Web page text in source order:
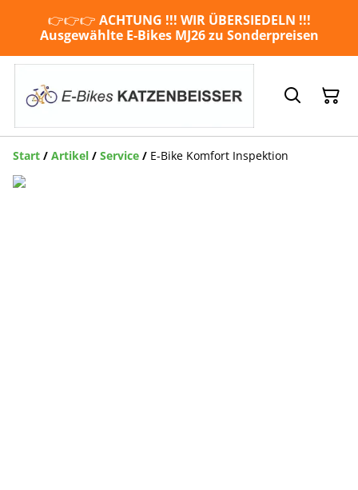
👉👉👉 ACHTUNG !!! WIR ÜBERSIEDELN !!!
Ausgewählte E-Bikes MJ26 zu Sonderpreisen
Start / Artikel / Service / E-Bike Komfort Inspektion